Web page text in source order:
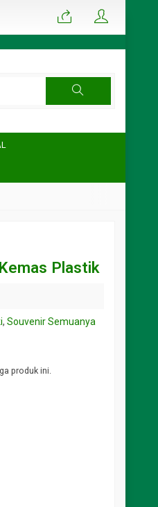
Plastik
, Souvenir Semuanya
produk ini.